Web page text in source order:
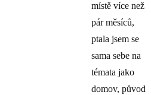
místě více než
pár měsíců,
ptala jsem se
sama sebe na
témata jako
domov, původ